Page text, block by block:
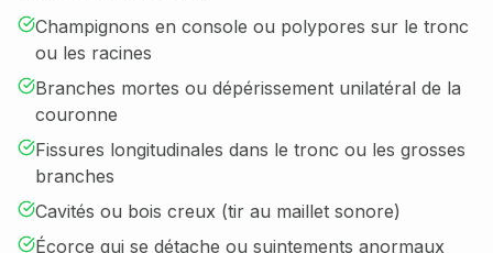
Champignons en console ou polypores sur le tronc
ou les racines
Branches mortes ou dépérissement unilatéral de la
couronne
Fissures longitudinales dans le tronc ou les grosses
branches
Cavités ou bois creux (tir au maillet sonore)
Écorce qui se détache ou suintements anormaux